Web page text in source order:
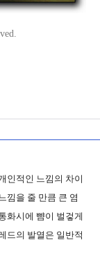
인적인 느낌의 차이
낌을 줄 만큼 큰 염
화시에 뺨이 벌겋게
드의 발열은 일반적